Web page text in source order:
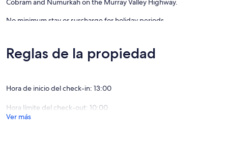
Cobram and Numurkah on the Murray Valley Highway.
No minimum stay or surcharge for holiday periods.
We have 12 spacious rooms with ample parking for large vehicles.
A short drive to Ulupna Island and the Strathmerton Beaches on the
Bega Factory, Cactus Country and Murray Valley Motor Homes.
Reglas de la propiedad
Hora de inicio del check-in: 13:00
Hora límite del check-out: 10:00
Ver más